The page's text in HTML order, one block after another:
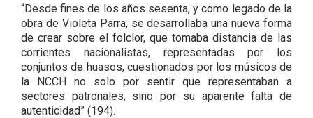
“Desde fines de los años sesenta, y como legado de la
obra de Violeta Parra, se desarrollaba una nueva forma
de crear sobre el folclor, que tomaba distancia de las
corrientes nacionalistas, representadas por los
conjuntos de huasos, cuestionados por los músicos de
la NCCH no solo por sentir que representaban a
sectores patronales, sino por su aparente falta de
autenticidad” (194).